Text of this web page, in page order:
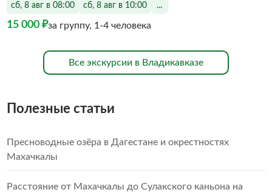
сб, 8 авг в 08:00 сб, 8 авг в 10:00 ...
15 000 ₽за группу, 1-4 человека
Все экскурсии в Владикавказе
Полезные статьи
Пресноводные озёра в Дагестане и окрестностях
Махачкалы
Расстояние от Махачкалы до Сулакского каньона на